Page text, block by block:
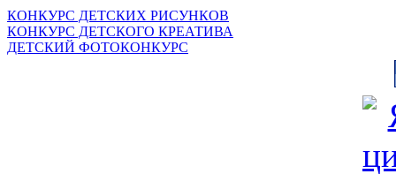
КОНКУРС ДЕТСКИХ РИСУНКОВ
КОНКУРС ДЕТСКОГО КРЕАТИВА
ДЕТСКИЙ ФОТОКОНКУРС